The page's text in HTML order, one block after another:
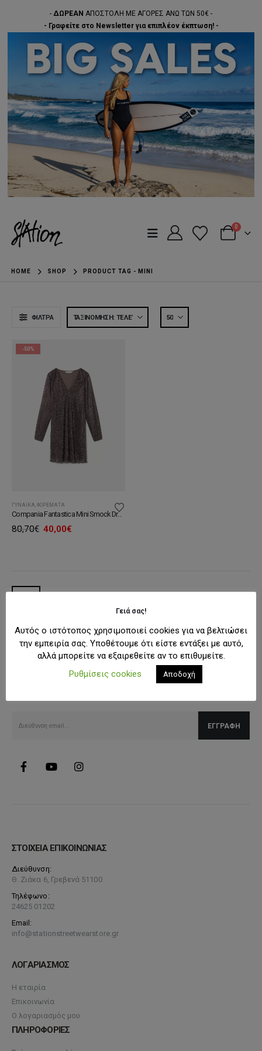
- ΔΩΡΕΑΝ ΑΠΟΣΤΟΛΗ ΜΕ ΑΓΟΡΕΣ ΑΝΩ ΤΩΝ 50€ -
- Γραφείτε στο Newsletter για επιπλέον έκπτωση! -
0
HOME SHOP PRODUCT TAG - ΜΙΝΙ
ΦΊΛΤΡΑ
-50%
ΓΥΝΑΊΚΑ ΦΟΡΈΜΑΤΑ
Compania Fantastica Mini Smock Dress
80,70€ Original
40,00€Η
Λάβετε όλες τις τελευταίες πληροφορίες για εκπτώσεις και
ΣΤΟΙΧΕΙΑ ΕΠΙΚΟΙΝΩΝΙΑΣ
Διεύθυνση:
Θ. Ζιάκα 6, Γρεβενά 51100
Τηλέφωνο:
24625 01202
Email:
info@stationstreetwearstore.gr
ΛΟΓΑΡΙΑΣΜΟΣ
Η εταιρία
Επικοινωνία
Ο λογαριασμός μου
ΠΛΗΡΟΦΟΡΙΕΣ
Γειά σας!
Αυτός ο ιστότοπος χρησιμοποιεί cookies για να βελτιώσει
την εμπειρία σας. Υποθέτουμε ότι είστε εντάξει με αυτό,
αλλά μπορείτε να εξαιρεθείτε αν το επιθυμείτε.
Ρυθμίσεις cookies
Αποδοχή